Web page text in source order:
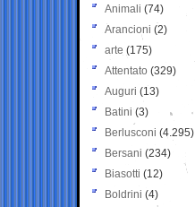
Animali (74)
Arancioni (2)
arte (175)
Attentato (329)
Auguri (13)
Batini (3)
Berlusconi (4.295)
Bersani (234)
Biasotti (12)
Boldrini (4)